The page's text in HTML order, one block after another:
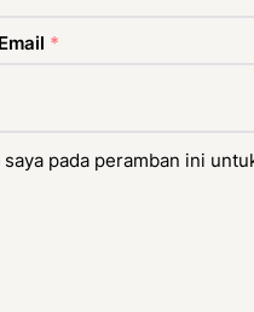
Email *
pada peramban ini